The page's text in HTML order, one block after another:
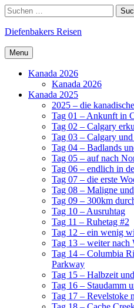
Skip
to
content
Search
Suchen
nach:
Diefenbakers Reisen
Menu
Kanada 2026
Kanada 2026
Kanada 2025
2025 – die
Tag 01 – Ankunft in
Tag 02 – Calgary
Tag 03 – Calgary
Tag 04 – Badlands
Tag 05 – auf nach
Tag 06 – endlich in
Tag 07 – die erste
Tag 08 – Maligne
Tag 09 – 300km
Tag 10 – Ausruhtag
Tag 11 – Ruhetag #2
Tag 12 – ein wenig
Tag 13 – weiter nach
Tag 14 – Columbia
Parkway
Tag 15 – Halbzeit
Tag 16 – Staudamm
Tag 17 – Revelstoke